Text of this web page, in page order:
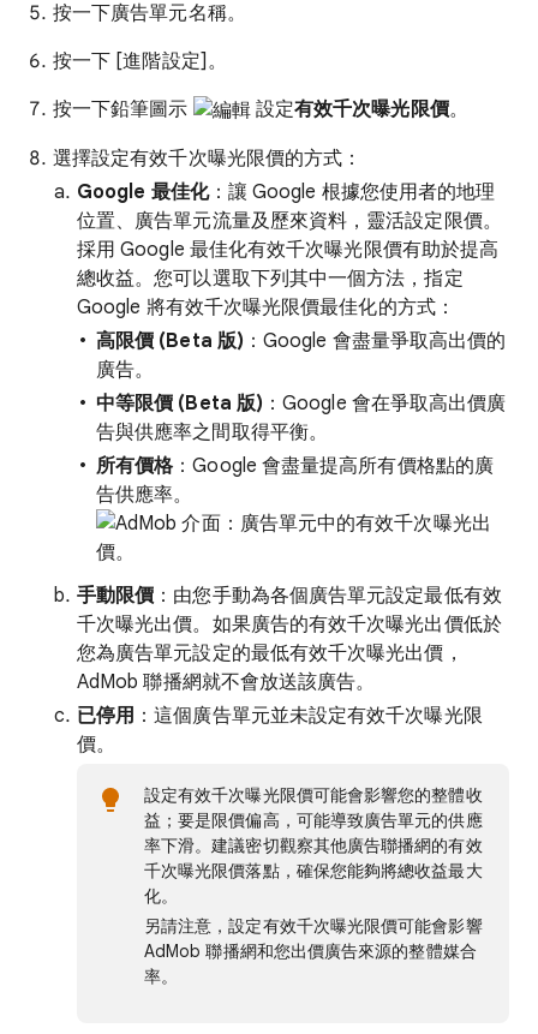
按一下廣告單元名稱。
按一下 [進階設定]。
按一下鉛筆圖示
設定有效千次曝光限價。
選擇設定有效千次曝光限價的方式：
Google 最佳化：讓 Google 根據您使用者的地理
位置、廣告單元流量及歷來資料，靈活設定限價。
採用 Google 最佳化有效千次曝光限價有助於提高
總收益。您可以選取下列其中一個方法，指定
Google 將有效千次曝光限價最佳化的方式：
高限價 (Beta 版) ：Google 會盡量爭取高出價的
廣告。
中等限價 (Beta 版) ：Google 會在爭取高出價廣
告與供應率之間取得平衡。
所有價格 ：Google 會盡量提高所有價格點的廣
告供應率。
手動限價 ：由您手動為各個廣告單元設定最低有效
千次曝光出價。如果廣告的有效千次曝光出價低於
您為廣告單元設定的最低有效千次曝光出價，
AdMob 聯播網就不會放送該廣告。
已停用 ：這個廣告單元並未設定有效千次曝光限
價。
設定有效千次曝光限價可能會影響您的整體收
益；要是限價偏高，可能導致廣告單元的供應
率下滑。建議密切觀察其他廣告聯播網的有效
千次曝光限價落點，確保您能夠將總收益最大
化。
另請注意，設定有效千次曝光限價可能會影響
AdMob 聯播網和您出價廣告來源的整體媒合
率。